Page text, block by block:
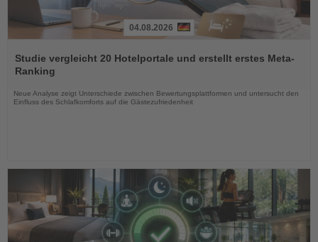
Sie
die
Nachrichten
04.08.2026
Studie vergleicht 20 Hotelportale und erstellt erstes Meta-
Ranking
Neue Analyse zeigt Unterschiede zwischen Bewertungsplattformen und untersucht den
Einfluss des Schlafkomforts auf die Gästezufriedenheit